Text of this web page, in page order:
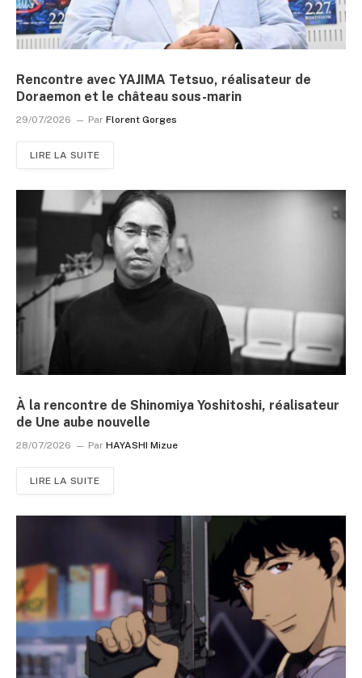
Rencontre avec YAJIMA Tetsuo, réalisateur de
Doraemon et le château sous-marin
29/07/2026 Par Florent Gorges
LIRE LA SUITE
À la rencontre de Shinomiya Yoshitoshi, réalisateur
de Une aube nouvelle
28/07/2026 Par HAYASHI Mizue
LIRE LA SUITE